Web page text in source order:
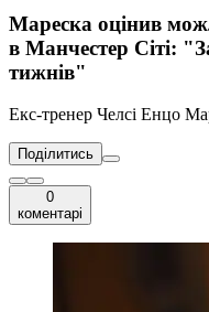
Мареска оцінив
в Манчестер Сіті:
тижнів"
Екс-тренер Челсі Енцо
Поділитись
0
коментарі